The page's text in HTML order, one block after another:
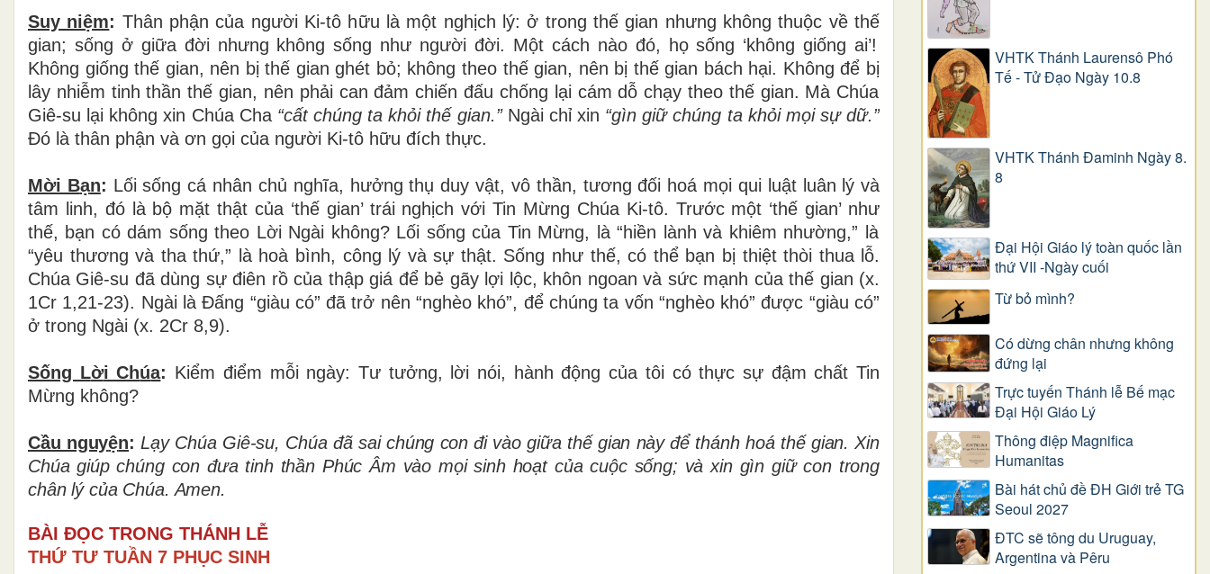
Suy niệm: Thân phận của người Ki-tô hữu là một nghịch lý:ở trong thếgian nhưng không thuộc vềthế
gian; sống ởgiữa đời nhưng không sống như ngườiđời. Một cách nào đó, họsống ‘không giống ai’!
Không giống thế gian, nên bị thế gian ghét bỏ; không theo thếgian, nên bị thếgian bách hại. Khôngđể bị
lây nhiễm tinh thần thế gian, nên phải canđảm chiếnđấu chống lại cám dỗ chạy theo thếgian. Mà Chúa
Giê-su lại không xin Chúa Cha “cất chúng ta khỏi thếgian.”Ngài chỉxin “gìn giữchúng ta khỏi mọi sựdữ.”
Đó là thân phận và ơn gọi của người Ki-tô hữu đích thực.
Mời Bạn: Lối sống cá nhân chủ nghĩa, hưởng thụ duy vật, vôthần, tươngđối hoá mọi qui luật luân lý và
tâm linh, đólàbộ mặt thật của ‘thếgian’trái nghịch với Tin Mừng Chúa Ki-tô. Trước một ‘thế gian’như
thế, bạn códám sống theo Lời Ngài không? Lối sống của Tin Mừng, là “hiền lành và khiêm nhường,” là
“yêu thương và tha thứ,” làhoà bình, công lý và sự thật. Sống như thế, có thểbạn bị thiệt thòi thua lỗ.
Chúa Giê-su đãdùng sự điên rồcủa thập giá đểbẻ gãy lợi lộc, khôn ngoan và sức mạnh của thế gian (x.
1Cr 1,21-23). Ngài làĐấng “giàu có”đã trở nên “nghèo khó”, đểchúng ta vốn “nghèo khó”được “giàu có”
ở trong Ngài (x. 2Cr 8,9).
Sống Lời Chúa: Kiểm điểm mỗi ngày: Tưtưởng, lời nói, hànhđộng của tôi cóthực sự đậm chất Tin
Mừng không?
Cầu nguyện: Lạy Chúa Giê-su, Chúađãsai chúng conđi vào giữa thếgian nàyđểthánh hoá thếgian. Xin
Chúa giúp chúng con đưa tinh thần Phúc Âm vào mọi sinh hoạt của cuộc sống; và xin gìn giữcon trong
chân lý của Chúa. Amen.
BÀI ĐỌC TRONG THÁNH LỄ
THỨ TƯ TUẦN 7 PHỤC SINH
VHTK Thánh Laurensô Phó
Tế - Tử Đạo Ngày 10.8
VHTK Thánh Đaminh Ngày 8.
8
Đại Hội Giáo lý toàn quốc lần
thứ VII -Ngày cuối
Từ bỏ mình?
Có dừng chân nhưng không
đứng lại
Trực tuyến Thánh lễ Bế mạc
Đại Hội Giáo Lý
Thông điệp Magnifica
Humanitas
Bài hát chủ đề ĐH Giới trẻ TG
Seoul 2027
ĐTC sẽ tông du Uruguay,
Argentina và Pêru